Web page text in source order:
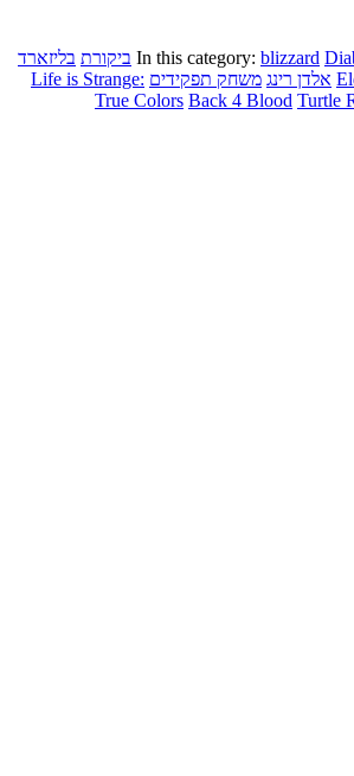
In this category: blizzard ביקורת בליזארד
אלדן רינג משחק תפקידים Life is Strange:
True Colors Back 4 Blood Turtle